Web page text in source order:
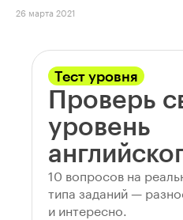
26 марта 2021
Тест уровня
Проверь
уровень
10 вопросов на
типа заданий —
и интересно.